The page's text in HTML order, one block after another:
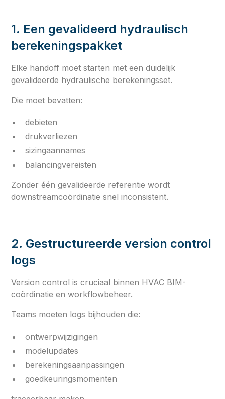
1. Een gevalideerd hydraulisch
berekeningspakket
Elke handoff moet starten met een duidelijk
gevalideerde hydraulische berekeningsset.
Die moet bevatten:
debieten
drukverliezen
sizingaannames
balancingvereisten
Zonder één gevalideerde referentie wordt
downstreamcoördinatie snel inconsistent.
2. Gestructureerde version control
logs
Version control is cruciaal binnen HVAC BIM-
coördinatie en workflowbeheer.
Teams moeten logs bijhouden die:
ontwerpwijzigingen
modelupdates
berekeningsaanpassingen
goedkeuringsmomenten